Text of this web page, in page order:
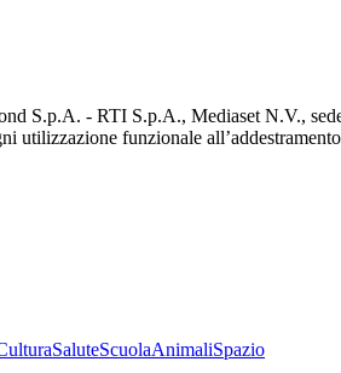
S.p.A. - RTI S.p.A., Mediaset N.V.,
utilizzazione funzionale
SaluteScuolaAnimaliSpazio